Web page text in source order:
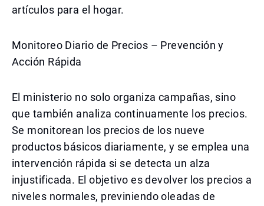
artículos para el hogar.
Monitoreo Diario de Precios – Prevención y
Acción Rápida
El ministerio no solo organiza campañas, sino
que también analiza continuamente los precios.
Se monitorean los precios de los nueve
productos básicos diariamente, y se emplea una
intervención rápida si se detecta un alza
injustificada. El objetivo es devolver los precios a
niveles normales, previniendo oleadas de